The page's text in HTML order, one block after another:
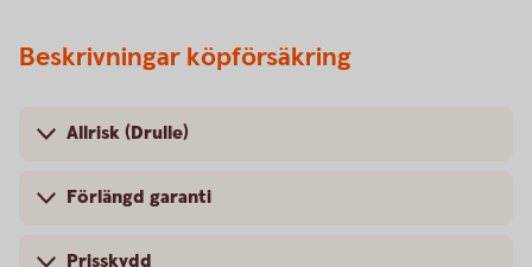
Beskrivningar köpförsäkring
Allrisk (Drulle)
Förlängd garanti
Prisskydd